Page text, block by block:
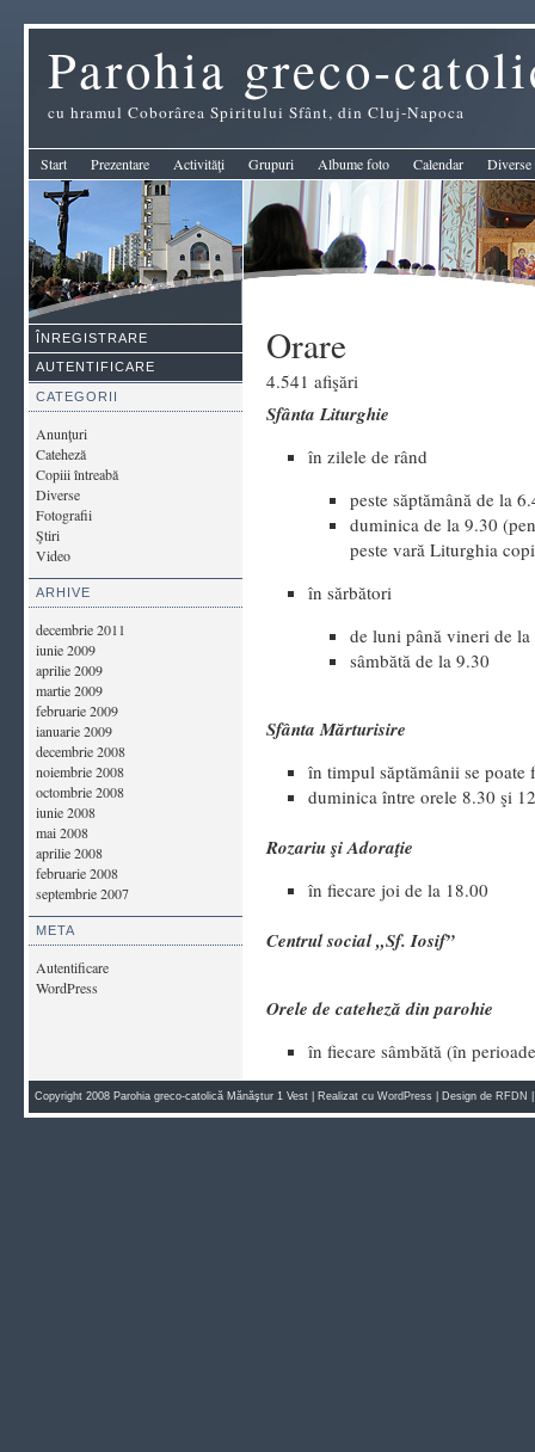
Parohia greco-
cu hramul Coborârea Spiritului Sfânt, din Cluj-Napoca
Start Prezentare Activităţi Grupuri Albume foto Calendar Diverse
ÎNREGISTRARE
AUTENTIFICARE
CATEGORII
Anunţuri
Cateheză
Copiii întreabă
Diverse
Fotografii
Ştiri
Video
ARHIVE
decembrie 2011
iunie 2009
aprilie 2009
martie 2009
februarie 2009
ianuarie 2009
decembrie 2008
noiembrie 2008
octombrie 2008
iunie 2008
mai 2008
aprilie 2008
februarie 2008
septembrie 2007
META
Autentificare
WordPress
Orare
4.541 afişări
Sfânta Liturghie
în zilele de rând
peste săptămână de la
duminica de la 9.30
peste vară Liturghia
în sărbători
de luni până vineri de
sâmbătă de la 9.30
Sfânta Mărturisire
în timpul săptămânii se
duminica între orele 8.30 şi
Rozariu şi Adoraţie
în fiecare joi de la 18.00
Centrul social „Sf. Iosif”
Orele de cateheză din parohie
în fiecare sâmbătă (în
Copyright 2008 Parohia greco-catolică Mănăştur 1 Vest | Realizat cu WordPress | Design de RFDN